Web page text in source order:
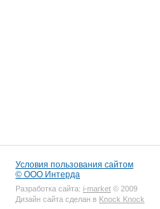
Условия пользования сайтом
© ООО Интерда
Разработка сайта: i-market © 2009
Дизайн сайта сделан в Knock Knock